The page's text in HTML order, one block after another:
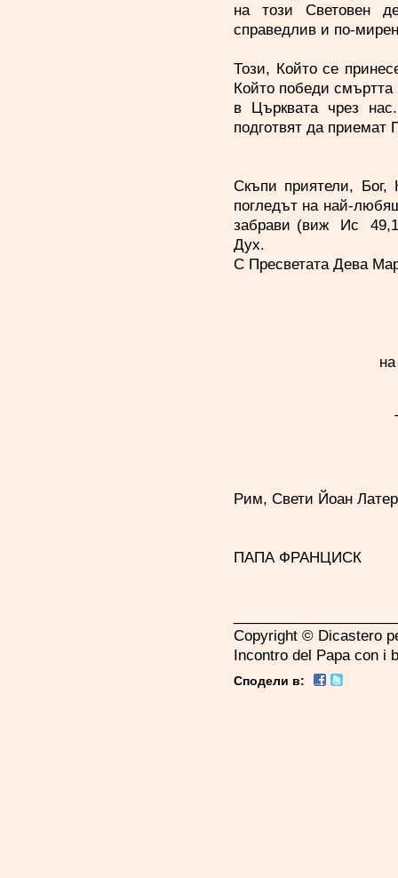
на този Световен
справедлив и по-
Този, Който се
Който победи
в Църквата чрез
подготвят да
Скъпи приятели,
погледът на най-
забрави (виж Ис
Дух.
С Пресветата Дева
Рим, Свети Йоан
ПАПА ФРАНЦИСК
Copyright © Dicastero
Incontro del Papa con i
Сподели в: